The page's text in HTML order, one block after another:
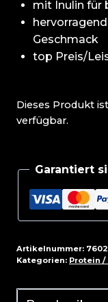
mit Inulin für
Geschmack
top Preis/
Dieses Produkt
verfügbar.
Garantiert
Artikelnummer:
Kategorien: Protein /